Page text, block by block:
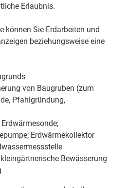
Erlaubnis.
können Sie Erdarbeiten und
beziehungsweise eine
von Baugruben (zum
Pfahlgründung,
Erdwärmekollektor
Bewässerung